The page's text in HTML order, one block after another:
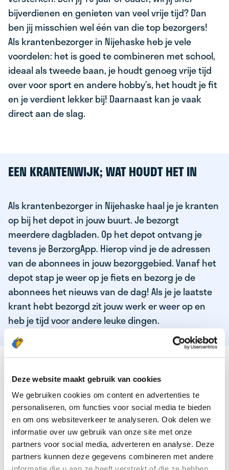
Deze website maakt gebruik van cookies
We gebruiken cookies om content en advertenties te
personaliseren, om functies voor social media te bieden
en om ons websiteverkeer te analyseren. Ook delen we
informatie over uw gebruik van onze site met onze
partners voor social media, adverteren en analyse. Deze
partners kunnen deze gegevens combineren met andere
bijverdienen en genieten van veel vrije tijd? Dan
ben jij misschien wel één van die top bezorgers!
Als krantenbezorger in Nijehaske heb je vele
voordelen: het is goed te combineren met school,
ideaal als tweede baan, je houdt genoeg vrije tijd
over voor sport en andere hobby’s, het houdt je fit
en je verdient lekker bij! Daarnaast kan je vaak
direct aan de slag.
EEN KRANTENWIJK; WAT HOUDT HET IN
Als krantenbezorger in Nijehaske haal je je kranten
op bij het depot in jouw buurt. Je bezorgt
meerdere dagbladen. Op het depot ontvang je
tevens je BerzorgApp. Hierop vind je de adressen
van de abonnees in jouw bezorggebied. Vanaf het
depot stap je weer op je fiets en bezorg je de
abonnees het nieuws van de dag! Als je je laatste
krant hebt bezorgd zit jouw werk er weer op en
heb je tijd voor andere leuke dingen.
DEZE KWALITEITEN HEEFT ONZE TOP
KRANTENBEZORGER
Je bent verantwoordelijk en zelfstandig
Je houdt van lekker bewegen in de frisse lucht
Je houdt vooral van fijn werk dat lekker bijverdient!
Je wordt blij van het bezorgen van het laatste nieuws